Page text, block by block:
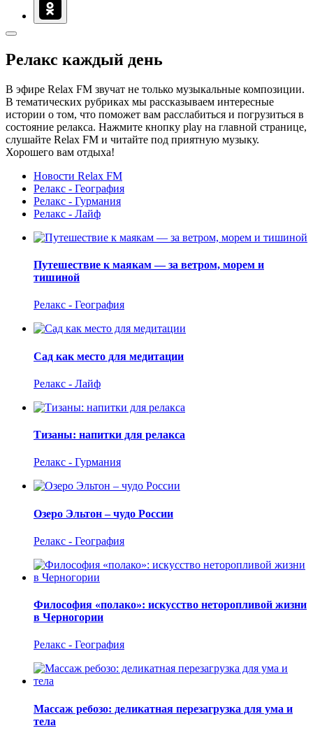
Релакс каждый день
В эфире Relax FM звучат не только музыкальные композиции.
В тематических рубриках мы рассказываем интересные
истории о том, что поможет вам расслабиться и погрузиться в
состояние релакса. Нажмите кнопку play на главной странице,
слушайте Relax FM и читайте под приятную музыку.
Хорошего вам отдыха!
Новости Relax FM
Релакс - География
Релакс - Гурмания
Релакс - Лайф
Путешествие к маякам — за ветром, морем и
тишиной
Релакс - География
Сад как место для медитации
Релакс - Лайф
Тизаны: напитки для релакса
Релакс - Гурмания
Озеро Эльтон – чудо России
Релакс - География
Философия «полако»: искусство неторопливой жизни
в Черногории
Релакс - География
Массаж ребозо: деликатная перезагрузка для ума и
тела